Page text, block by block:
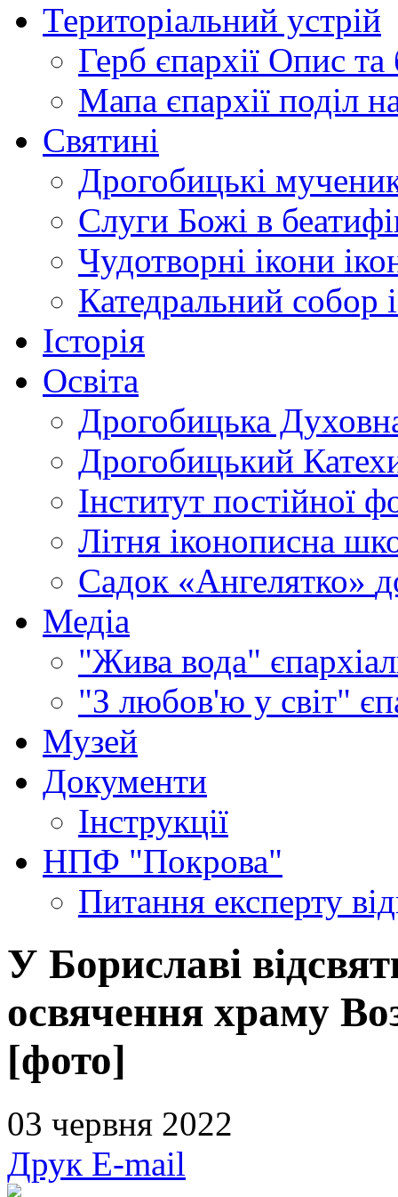
Територіальний устрій
Герб єпархії Опис та
Мапа єпархії поділ
Святині
Дрогобицькі
Слуги Божі в
Чудотворні ікони
Катедральний собор
Історія
Освіта
Дрогобицька
Дрогобицький
Інститут постійної
Літня іконописна
Садок «Ангелятко»
Медіа
"Жива вода"
"З любов'ю у світ"
Музей
Документи
Інструкції
НПФ "Покрова"
Питання експерту
У Бориславі
освячення храму
[фото]
03 червня 2022
Друк E-mail